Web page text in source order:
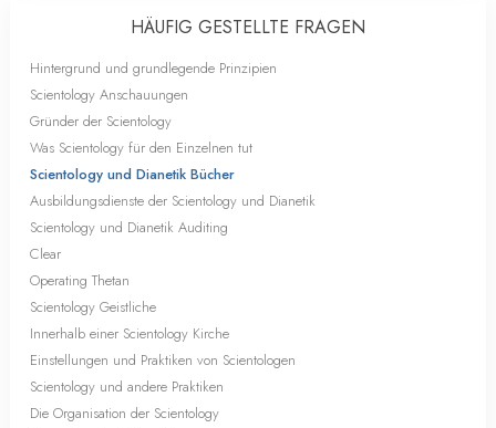
HÄUFIG GESTELLTE FRAGEN
Hintergrund und grundlegende Prinzipien
Scientology Anschauungen
Gründer der Scientology
Was Scientology für den Einzelnen tut
Scientology und Dianetik Bücher
Ausbildungsdienste der Scientology und Dianetik
Scientology und Dianetik Auditing
Clear
Operating Thetan
Scientology Geistliche
Innerhalb einer Scientology Kirche
Einstellungen und Praktiken von Scientologen
Scientology und andere Praktiken
Die Organisation der Scientology